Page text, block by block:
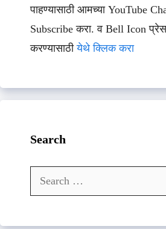
पाहण्यासाठी आमच्या YouTube
Subscribe करा. व Bell Icon
करण्यासाठीयेथे क्लिक करा
Search
Search
for: